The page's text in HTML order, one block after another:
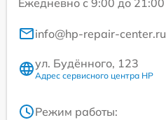
Ежедневно с 9:00 до 21:00
info@hp-repair-center.ru
ул. Будённого, 123
Адрес сервисного центра HP
Режим работы: